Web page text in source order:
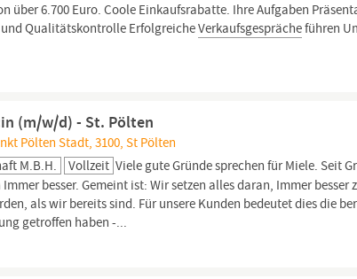
über 6.700 Euro. Coole Einkaufsrabatte. Ihre Aufgaben
und Qualitätskontrolle ErfolgreicheVerkaufsgesprächeführen
(m/w/d) - St. Pölten
Pölten Stadt, 3100, St Pölten
M.b.H. Vollzeit Viele gute Gründe sprechen für Miele. Seit
besser. Gemeint ist: Wir setzen alles daran, Immer besser
als wir bereits sind. Für unsere Kunden bedeutet dies die
getroffen haben -...